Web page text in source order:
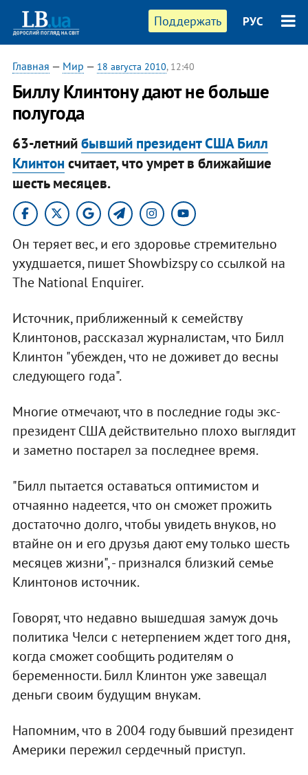
Поддержать РУС
Главная — Мир — 18 августа 2010, 12:40
Биллу Клинтону дают не больше
полугода
63-летнийбывший президент США Билл
Клинтон считает, что умрет в ближайшие
шесть месяцев.
Он теряет вес, и его здоровье стремительно
ухудшается, пишет Showbizspy со ссылкой на
The National Enquirer.
Источник, приближенный к семейству
Клинтонов, рассказал журналистам, что Билл
Клинтон "убежден, что не доживет до весны
следующего года".
Многие отмечают, что в последние годы экс-
президент США действительно плохо выглядит
и заметно постарел за последнее время.
"Билл пытается оставаться оптимистом и
отчаянно надеется, что он сможет прожить
достаточно долго, чтобы увидеть внуков, но
втайне он и его друзья дают ему только шесть
месяцев жизни", - признался близкий семье
Клинтонов источник.
Говорят, что недавно вышедшая замуж дочь
политика Челси с нетерпением ждет того дня,
когда сможет сообщить родителям о
беременности. Билл Клинтон уже завещал
деньги своим будущим внукам.
Напомним, что в 2004 году бывший президент
Америки пережил сердечный приступ.